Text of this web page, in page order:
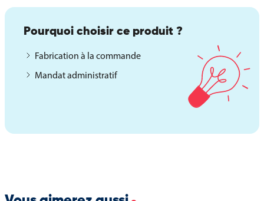
une maille ajourée "Grand vent", idéale pour les zones exposées
d’ajuster son format en fonction de l’espace à pavoiser, pour un
rendu visuel équilibré. De nombreuses finitions sont disponibles
sur devis, selon vos préférences ou contraintes techniques :
système anti-roulement pour une meilleure stabilité
coins renforcés pour une meilleure durabilité
Pourquoi choisir ce produit ?
Fabrication à la commande
Mandat administratif